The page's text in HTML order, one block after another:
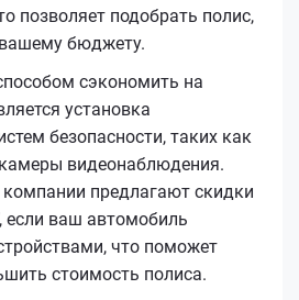
позволяет подобрать полис,
бюджету.
сэкономить на
установка
безопасности, таких как
видеонаблюдения.
предлагают скидки
если ваш автомобиль
что поможет
стоимость полиса.